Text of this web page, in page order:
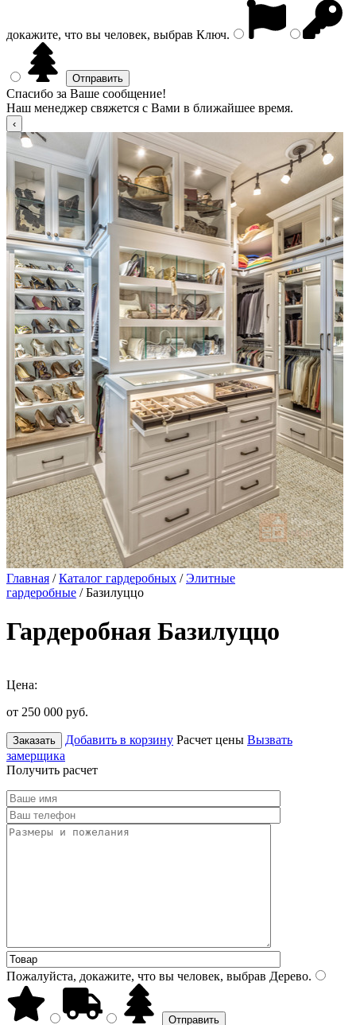
докажите, что вы человек, выбрав Ключ.
Спасибо за Ваше сообщение!
Наш менеджер свяжется с Вами в ближайшее время.
Главная /Каталог гардеробных /Элитные
гардеробные / Базилуццо
Гардеробная Базилуццо
Цена:
от 250 000 руб.
Заказать Добавить в корзину Расчет цены Вызвать
замерщика
Получить расчет
Пожалуйста, докажите, что вы человек, выбрав Дерево.